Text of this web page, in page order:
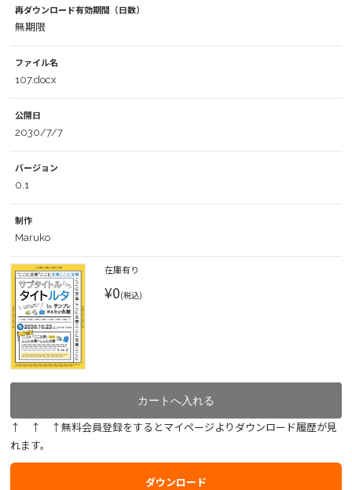
再ダウンロード有効期間（日数）
無期限
ファイル名
107.docx
公開日
2030/7/7
バージョン
0.1
制作
Maruko
在庫有り
¥0(税込)
↑ ↑ ↑無料会員登録をするとマイページよりダウンロード履歴が見
れます。
ダウンロード